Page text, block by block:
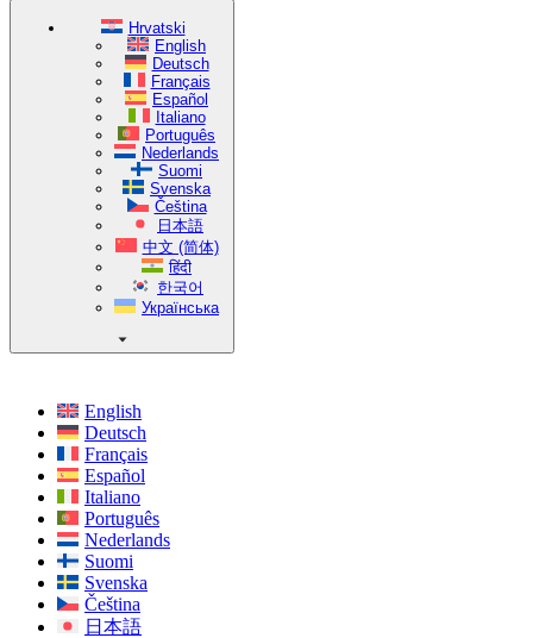
Hrvatski
English
Deutsch
Français
Español
Italiano
Português
Nederlands
Suomi
Svenska
Čeština
日本語
中文 (简体)
हिंदी
한국어
Українська
English
Deutsch
Français
Español
Italiano
Português
Nederlands
Suomi
Svenska
Čeština
日本語